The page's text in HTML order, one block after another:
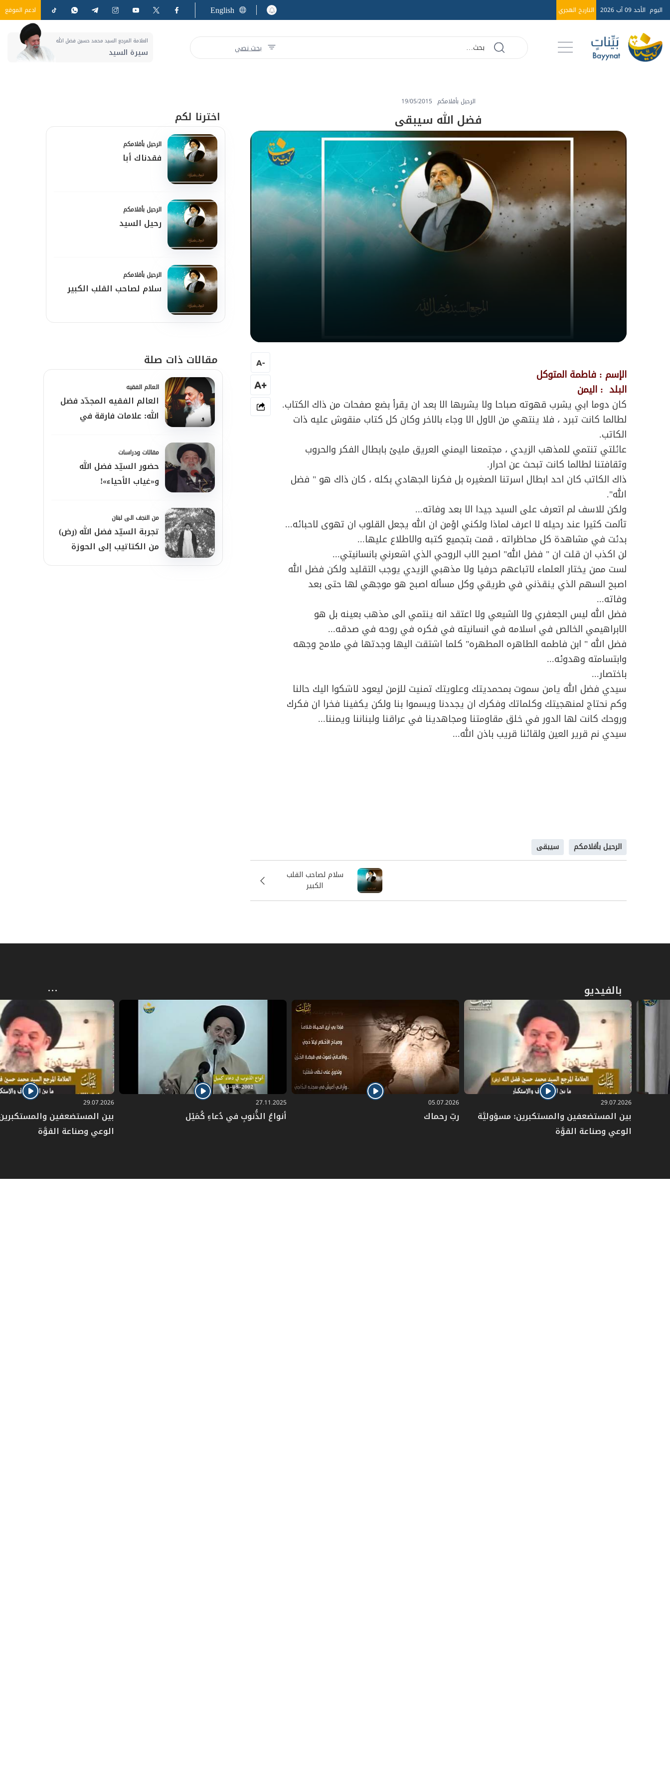
اليوم الأحد 09 آب 2026 التاريخ الهجري English ادعم الموقع
بحث نصي
العلامة المرجع السيد محمد حسين فضل الله
سيرة السيد
الرحيل بأقلامكم 19/05/2015
فضل الله سيبقى‎
الإسم : فاطمة المتوكل
البلد : اليمن
كان دوما ابي يشرب قهوته صباحا ولا يشربها الا بعد ان يقرأ بضع صفحات من ذاك الكتاب.
لطالما كانت تبرد ، فلا ينتهي من الاول الا وجاء بالاخر وكان كل كتاب منقوش عليه ذات
الكاتب.
عائلتي تنتمي للمذهب الزيدي ، مجتمعنا اليمني العريق مليئ بابطال الفكر والحروب
وثقافتنا لطالما كانت تبحث عن احرار.
ذاك الكاتب كان احد ابطال اسرتنا الصغيره بل فكرنا الجهادي بكله ، كان ذاك هو " فضل
الله".
ولكن للاسف لم اتعرف على السيد جيدا الا بعد وفاته...
تألمت كثيرا عند رحيله لا اعرف لماذا ولكني اؤمن ان الله يجعل القلوب ان تهوى لاحبائه...
بدئت في مشاهدة كل محاظراته ، قمت بتجميع كتبه والاطلاع عليها...
لن اكذب ان قلت ان " فضل الله" اصبح الاب الروحي الذي اشعرني بانسانيتي...
لست ممن يختار العلماء لاتباعهم حرفيا ولا مذهبي الزيدي يوجب التقليد ولكن فضل الله
اصبح السهم الذي ينقذني في طريقي وكل مسأله اصبح هو موجهي لها حتى بعد
وفاته...
فضل الله ليس الجعفري ولا الشيعي ولا اعتقد انه ينتمي الى مذهب بعينه بل هو
الابراهيمي الخالص في اسلامه في انسانيته في فكره في روحه في صدقه...
فضل الله " ابن فاطمه الطاهره المطهره" كلما اشتقت اليها وجدتها في ملامح وجهه
وابتسامته وهدوئه...
باختصار...
سيدي فضل الله يامن سموت بمحمديتك وعلويتك تمنيت للزمن ليعود لاشكوا اليك حالنا
وكم نحتاج لمنهجيتك وكلماتك وفكرك ان يجددنا ويسموا بنا ولكن يكفينا فخرا ان فكرك
وروحك كانت لها الدور في خلق مقاومتنا ومجاهدينا في عراقنا ولبناننا ويمننا...
سيدي نم قرير العين ولقائنا قريب باذن الله...
-
A
+A
الرحيل بأقلامكم سيبقى‎
سلام لصاحب القلب
الكبير
اخترنا لكم
الرحيل بأقلامكم
فقدناك أبا
الرحيل بأقلامكم
رحيل السيد
الرحيل بأقلامكم
سلام لصاحب القلب الكبير
مقالات ذات صلة
العالم الفقيه
العالم الفقيه المجدّد فضل
الله: علامات فارقة في
مقالات ودراسات
حضور السيّد فضل الله
و«غياب الأحياء»!
من النجف الى لبنان
تجربة السيّد فضل الله (رض)
من الكتاتيب إلى الحوزة
بالفيديو
29.07.2026
بين المستضعفين والمستكبرين: مسؤوليَّة
الوعي وصناعة القوَّة
05.07.2026
ربّ رحماك
27.11.2025
أنواعُ الذُّنوبِ في دُعاءِ كُمَيْل
29.07.2026
بين المستضعفين
الوعي وصناعة القوَّة